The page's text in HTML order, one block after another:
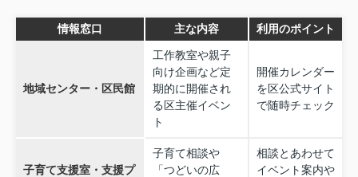
情報窓口 主な内容 利用のポイント
地域センター・区民館
工作教室や親子
向け企画など定
期的に開催され
る区主催イベン
ト
開催カレンダー
を区公式サイト
で随時チェック
子育て支援室・支援プ
子育て相談や
「つどいの広
相談とあわせて
イベント案内や